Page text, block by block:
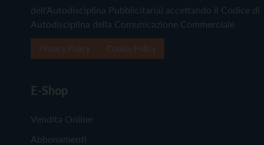
dell'Autodisciplina Pubblicitaria) accettando il Codice di
Autodisciplina della Comunicazione Commerciale
E-Shop
Vendita Online
Abbonamenti